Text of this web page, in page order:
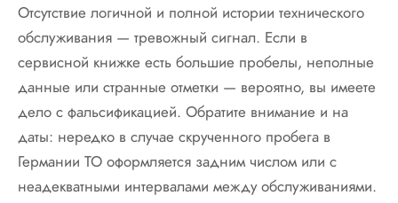
Отсутствие логичной и полной истории технического
обслуживания — тревожный сигнал. Если в
сервисной книжке есть большие пробелы, неполные
данные или странные отметки — вероятно, вы имеете
дело с фальсификацией. Обратите внимание и на
даты: нередко в случае скрученного пробега в
Германии ТО оформляется задним числом или с
неадекватными интервалами между обслуживаниями.